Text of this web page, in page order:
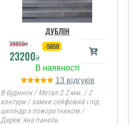
ДУБЛІН
28850₴
23200₴
-5650
13
В будинок / Метал 2.2 мм. / 2
контури / замки сейфовий і під
циліндр з поворотником /
Дерев`яна панель